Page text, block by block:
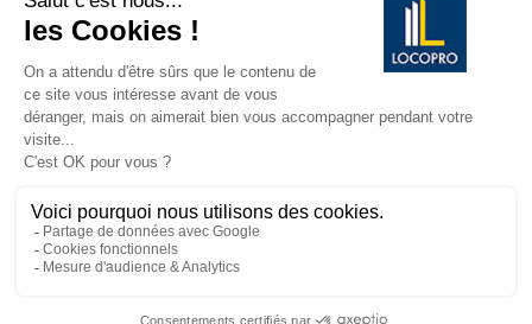
Maritimes (06)
Terrains
Vente terrain Alpes maritimes (06)
vente terrains à montauroux
Avis